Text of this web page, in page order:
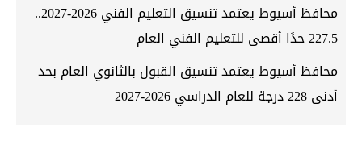
محافظ أسيوط يعتمد تنسيق التعليم الفني 2026-2027..
227.5 حدًا أقصى للتعليم الفني العام
محافظ أسيوط يعتمد تنسيق القبول بالثانوي العام بحد
أدنى 228 درجة للعام الدراسي 2026-2027